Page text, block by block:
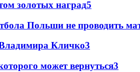
золотых наград5
Польши не проводить
Кличко3
может вернуться3